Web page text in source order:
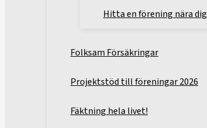
Hitta en förening nära dig
Folksam Försäkringar
Projektstöd till föreningar 2026
Fäktning hela livet!